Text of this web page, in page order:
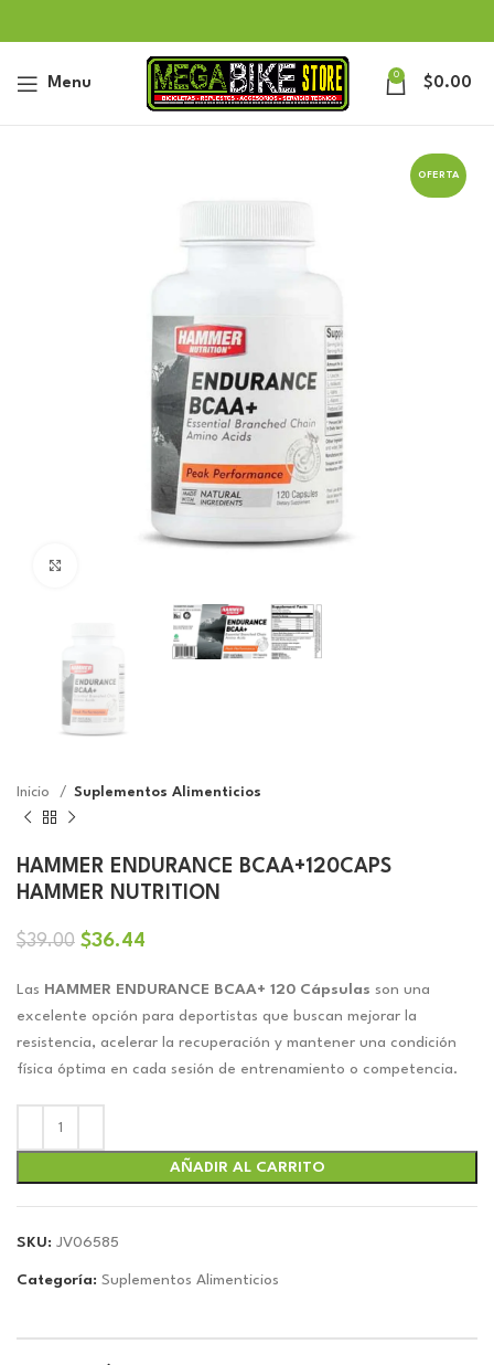
Menu 0 $0.00
OFERTA
Inicio Suplementos Alimenticios
HAMMER ENDURANCE BCAA+120CAPS
HAMMER NUTRITION
$39.00 El
original
era:
$39.00.
$36.44
actual
es:
$36.44.
Las HAMMER ENDURANCE BCAA+ 120 Cápsulas son una
excelente opción para deportistas que buscan mejorar la
resistencia, acelerar la recuperación y mantener una condición
física óptima en cada sesión de entrenamiento o competencia.
AÑADIR AL CARRITO
SKU: JV06585
Categoría: Suplementos Alimenticios